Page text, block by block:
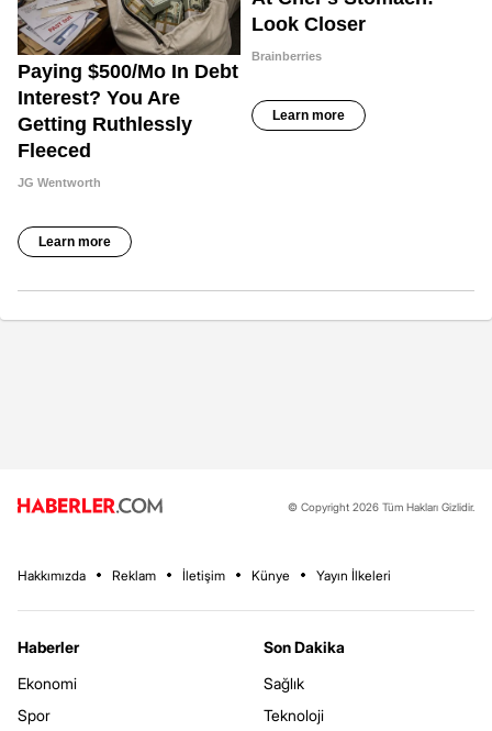
© Copyright 2026 Tüm Hakları Gizlidir.
Hakkımızda Reklam İletişim Künye Yayın İlkeleri
Haberler
Ekonomi
Spor
Son Dakika
Sağlık
Teknoloji